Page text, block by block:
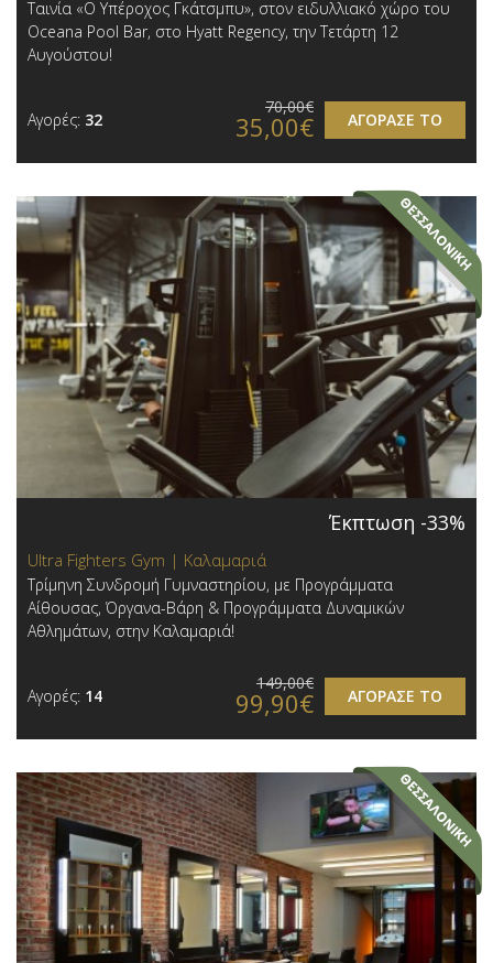
Ταινία «Ο Υπέροχος Γκάτσμπυ», στον ειδυλλιακό χώρο του
Oceana Pool Bar, στο Hyatt Regency, την Τετάρτη 12
Αυγούστου!
Αγορές: 32 ΑΓΟΡΑΣΕ ΤΟ
70,00€
35,00€
Έκπτωση -33%
Ultra Fighters Gym | Καλαμαριά
Τρίμηνη Συνδρομή Γυμναστηρίου, με Προγράμματα
Αίθουσας, Όργανα-Βάρη & Προγράμματα Δυναμικών
Αθλημάτων, στην Καλαμαριά!
Αγορές: 14 ΑΓΟΡΑΣΕ ΤΟ
149,00€
99,90€